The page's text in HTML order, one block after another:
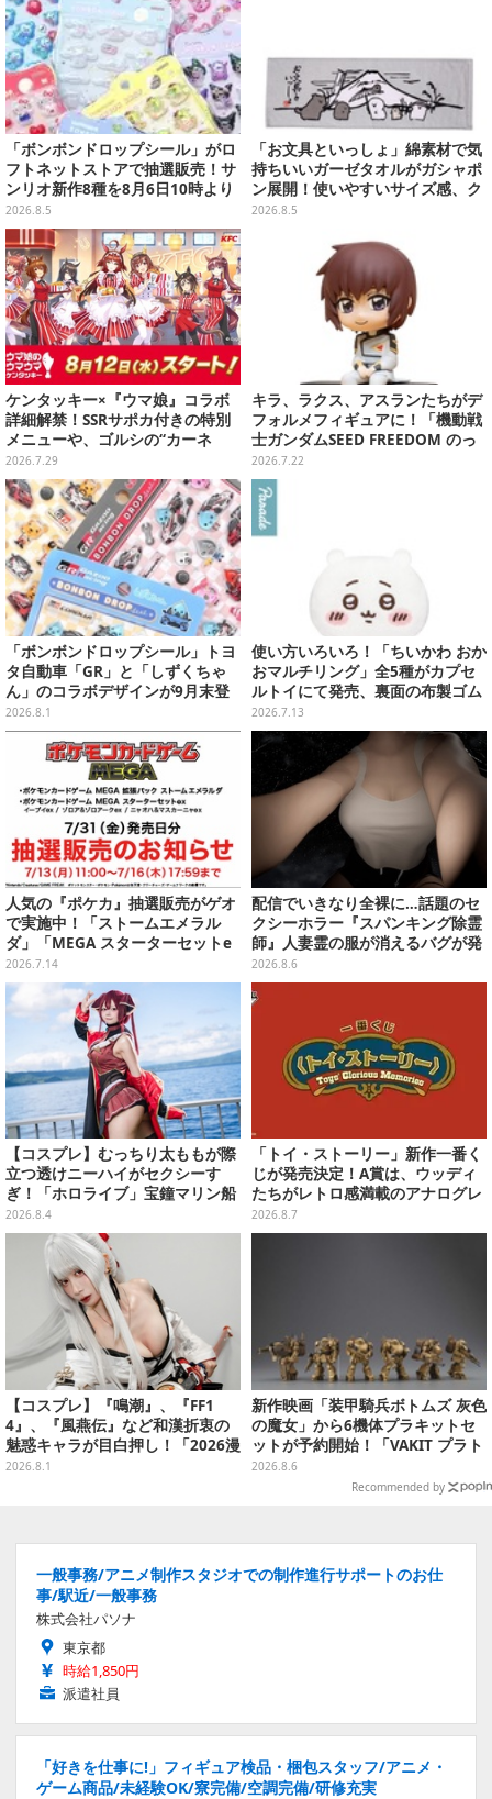
「ボンボンドロップシール」がロ
フトネットストアで抽選販売！サ
ンリオ新作8種を8月6日10時より
受付開始
2026.8.5
「お文具といっしょ」綿素材で気
持ちいいガーゼタオルがガシャポ
ン展開！使いやすいサイズ感、ク
ールな和柄や可愛らしいお寿司な
2026.8.5
ケンタッキー×『ウマ娘』コラボ
詳細解禁！SSRサポカ付きの特別
メニューや、ゴルシの“カーネ
ル・サンダース衣装”がゲーム内
に実装
2026.7.29
キラ、ラクス、アスランたちがデ
フォルメフィギュアに！「機動戦
士ガンダムSEED FREEDOM のっ
かるんです♪」予約締切間近
2026.7.22
「ボンボンドロップシール」トヨ
タ自動車「GR」と「しずくちゃ
ん」のコラボデザインが9月末登
場！くま吉らも描かれた全4柄
2026.8.1
使い方いろいろ！「ちいかわ おか
おマルチリング」全5種がカプセ
ルトイにて発売、裏面の布製ゴム
リングにより持ち物にも付けられ
る
2026.7.13
人気の『ポケカ』抽選販売がゲオ
で実施中！「ストームエメラル
ダ」「MEGA スターターセットe
x」各種の全4商品
2026.7.14
配信でいきなり全裸に…話題のセ
クシーホラー『スパンキング除霊
師』人妻霊の服が消えるバグが発
生。「丸裸になる現象を泣きなが
ら修正しました」と現在はアプデ
済み
2026.8.6
【コスプレ】むっちり太ももが際
立つ透けニーハイがセクシーす
ぎ！「ホロライブ」宝鐘マリン船
長が反則級の可愛いへそ出し姿で
魅せる【写真8枚】
2026.8.4
「トイ・ストーリー」新作一番く
じが発売決定！A賞は、ウッディ
たちがレトロ感満載のアナログレ
コード上を走る姿で立体化
2026.8.7
【コスプレ】『鳴潮』、『FF1
4』、『風燕伝』など和漢折衷の
魅惑キャラが目白押し！「2026漫
画博覧会」美麗レイヤー13選【写
2026.8.1
新作映画「装甲騎兵ボトムズ 灰色
の魔女」から6機体プラキットセ
ットが予約開始！「VAKIT プラト
ーン」第1弾、各部関節可動仕様
2026.8.6
Recommended by
一般事務/アニメ制作スタジオでの制作進行サポートのお仕
事/駅近/一般事務
株式会社パソナ
東京都
時給1,850円
派遣社員
「好きを仕事に!」フィギュア検品・梱包スタッフ/アニメ・
ゲーム商品/未経験OK/寮完備/空調完備/研修充実